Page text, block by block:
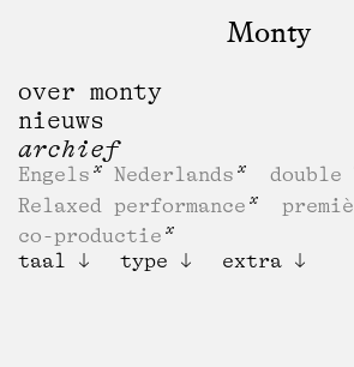
Monty
over monty
nieuws
archief
Engels Nederlands
Relaxed performance
co-productie
taal
type extra